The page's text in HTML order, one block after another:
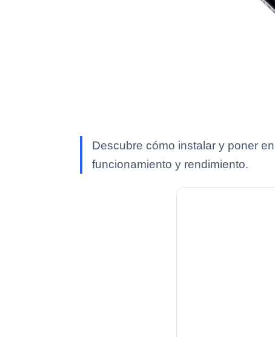
Descubre cómo instalar y poner
funcionamiento y rendimiento.